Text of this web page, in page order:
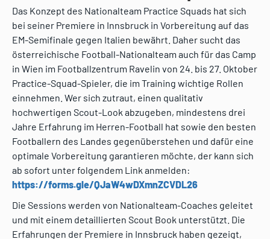
Das Konzept des Nationalteam Practice Squads hat sich
bei seiner Premiere in Innsbruck in Vorbereitung auf das
EM-Semifinale gegen Italien bewährt. Daher sucht das
österreichische Football-Nationalteam auch für das Camp
in Wien im Footballzentrum Ravelin von 24. bis 27. Oktober
Practice-Squad-Spieler, die im Training wichtige Rollen
einnehmen. Wer sich zutraut, einen qualitativ
hochwertigen Scout-Look abzugeben, mindestens drei
Jahre Erfahrung im Herren-Football hat sowie den besten
Footballern des Landes gegenüberstehen und dafür eine
optimale Vorbereitung garantieren möchte, der kann sich
ab sofort unter folgendem Link anmelden:
https://forms.gle/QJaW4wDXmnZCVDL26
Die Sessions werden von Nationalteam-Coaches geleitet
und mit einem detaillierten Scout Book unterstützt. Die
Erfahrungen der Premiere in Innsbruck haben gezeigt,